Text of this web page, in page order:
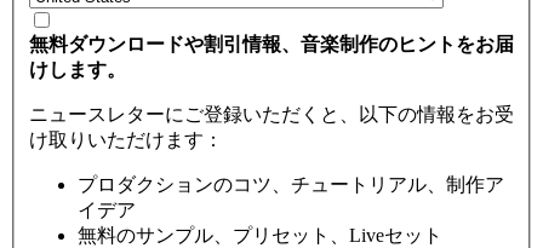
無料ダウンロードや割引情報、音楽制作のヒントをお届
けします。
ニュースレターにご登録いただくと、以下の情報をお受
け取りいただけます：
プロダクションのコツ、チュートリアル、制作ア
イデア
無料のサンプル、プリセット、Liveセット